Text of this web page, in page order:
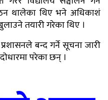
थालेका थिए भने अधिकाशं
तयारी गरेका थिए ।
बन्द गर्ने सूचना जारी
परेका छन् ।